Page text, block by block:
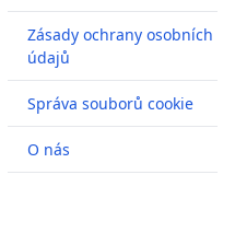
Zásady ochrany osobních
údajů
Správa souborů cookie
O nás